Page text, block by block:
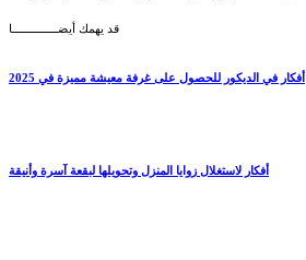
قد يهمك أيضــــــــــــــا
أفكار في الديكور للحصول على غرفة معيشة مميزة في 2025
أفكار لاستغلال زوايا المنزل وتحويلها لبقعة آسرة وأنيقة